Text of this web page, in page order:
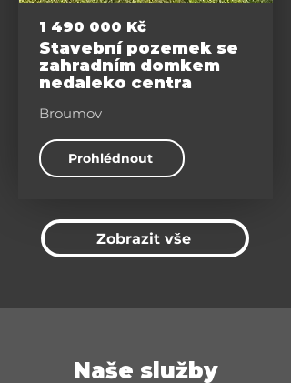
1 490 000 Kč
Stavební pozemek se
zahradním domkem
nedaleko centra
Broumov
Prohlédnout
Zobrazit vše
Naše služby